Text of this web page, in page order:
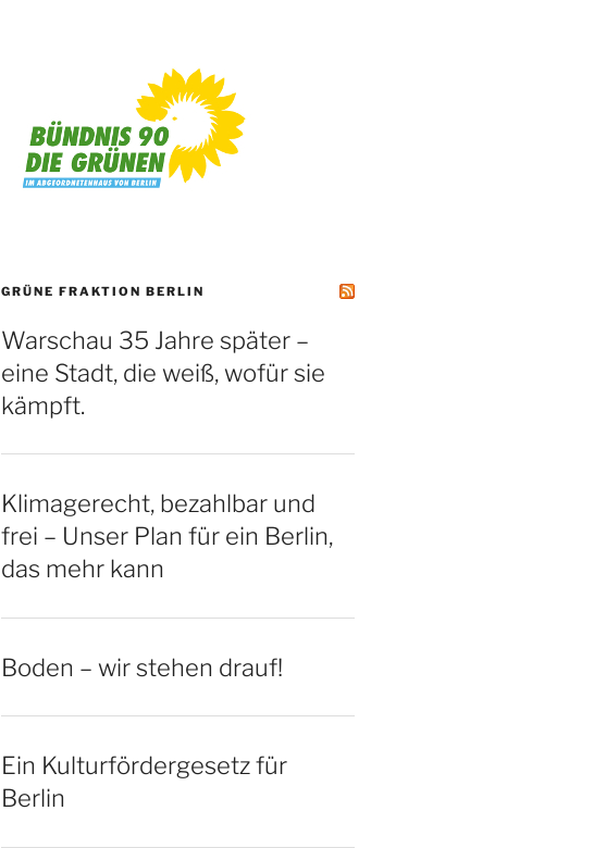
GRÜNE FRAKTION BERLIN
Warschau 35 Jahre später –
eine Stadt, die weiß, wofür sie
kämpft.
Klimagerecht, bezahlbar und
frei – Unser Plan für ein Berlin,
das mehr kann
Boden – wir stehen drauf!
Ein Kulturfördergesetz für
Berlin